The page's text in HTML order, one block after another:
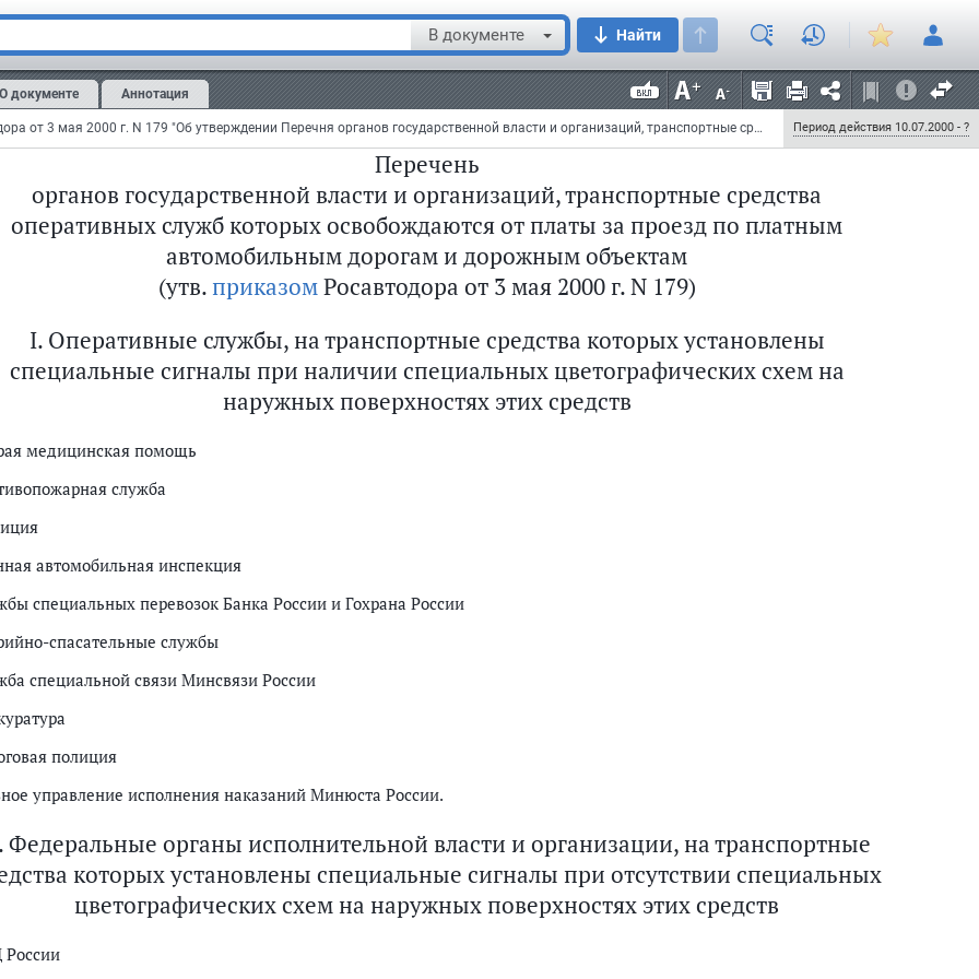
В документе Найти
средства оперативных служб которых освобождаются от платы за проезд по платным автомобильным дорогам и дорожным объектам
О документе Аннотация
Приказ Росавтодора от 3 мая 2000 г. N 179 "Об утверждении Перечня органов государственной власти и организаций, транспортные средства оперативных служб которых освобождаются от платы за проезд по платным автомобильным дорогам и дорожным объектам" Период действия 10.07.2000 - ?
служб которых освобождаются от платы за проезд по платным автомобильным дорогам и дорожным
в Минюсте РФ 20 июня 2000 г.
N 2274
Перечень
органов государственной власти и организаций, транспортные средства
оперативных служб которых освобождаются от платы за проезд по платным
автомобильным дорогам и дорожным объектам
(утв.приказомРосавтодора от 3 мая 2000 г. N 179)
I. Оперативные службы, на транспортные средства которых установлены
специальные сигналы при наличии специальных цветографических схем на
наружных поверхностях этих средств
медицинская помощь
служба
автомобильная инспекция
специальных перевозок Банка России и Гохрана России
спасательные службы
специальной связи Минсвязи России
полиция
управление исполнения наказаний Минюста России.
Федеральные органы исполнительной власти и организации, на транспортные
которых установлены специальные сигналы при отсутствии специальных
цветографических схем на наружных поверхностях этих средств